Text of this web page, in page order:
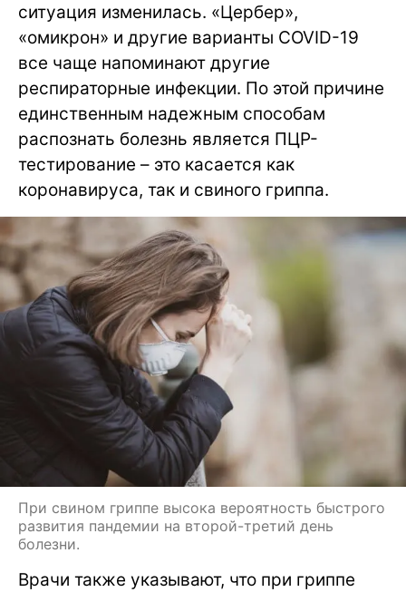
ситуация изменилась. «Цербер»,
«омикрон» и другие варианты COVID-19
все чаще напоминают другие
респираторные инфекции. По этой причине
единственным надежным способам
распознать болезнь является ПЦР-
тестирование – это касается как
коронавируса, так и свиного гриппа.
При свином гриппе высока вероятность быстрого
развития пандемии на второй-третий день
болезни.
Врачи также указывают, что при гриппе